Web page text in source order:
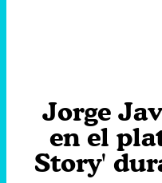
Jorge
en el
Story'